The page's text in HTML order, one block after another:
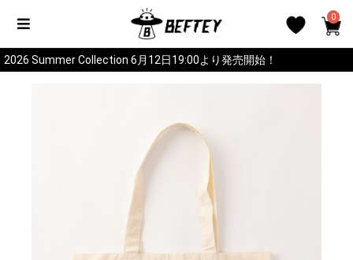
0
2026 Summer Collection 6月12日19:00より発売開始！